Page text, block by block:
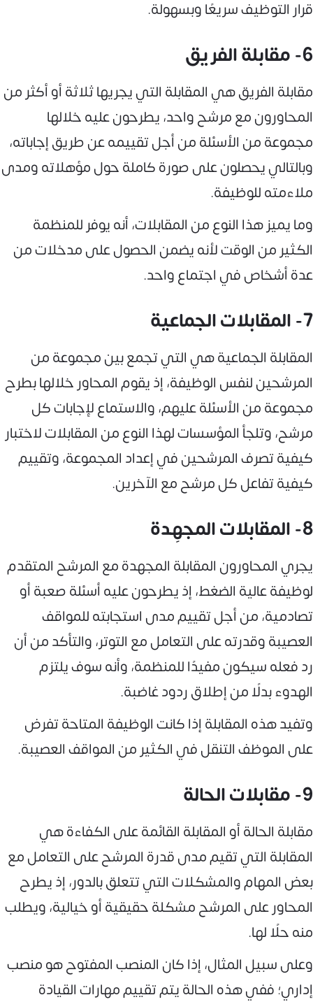
قرار التوظيف سريعًا وبسهولة.
6- مقابلة الفريق
مقابلة الفريق هي المقابلة التي يجريها ثلاثة أو أكثر من
المحاورون مع مرشح واحد، يطرحون عليه خلالها
مجموعة من الأسئلة من أجل تقييمه عن طريق إجاباته،
وبالتالي يحصلون على صورة كاملة حول مؤهلاته ومدى
ملاءمته للوظيفة.
وما يميز هذا النوع من المقابلات، أنه يوفر للمنظمة
الكثير من الوقت لأنه يضمن الحصول على مدخلات من
عدة أشخاص في اجتماع واحد.
7- المقابلات الجماعية
المقابلة الجماعية هي التي تجمع بين مجموعة من
المرشحين لنفس الوظيفة، إذ يقوم المحاور خلالها بطرح
مجموعة من الأسئلة عليهم، والاستماع لإجابات كل
مرشح، وتلجأ المؤسسات لهذا النوع من المقابلات لاختبار
كيفية تصرف المرشحين في إعداد المجموعة، وتقييم
كيفية تفاعل كل مرشح مع الآخرين.
8- المقابلات المجهِدة
يجري المحاورون المقابلة المجهدة مع المرشح المتقدم
لوظيفة عالية الضغط، إذ يطرحون عليه أسئلة صعبة أو
تصادمية، من أجل تقييم مدى استجابته للمواقف
العصيبة وقدرته على التعامل مع التوتر، والتأكد من أن
رد فعله سيكون مفيدًا للمنظمة، وأنه سوف يلتزم
الهدوء بدلًا من إطلاق ردود غاضبة.
وتفيد هذه المقابلة إذا كانت الوظيفة المتاحة تفرض
على الموظف التنقل في الكثير من المواقف العصيبة.
9- مقابلات الحالة
مقابلة الحالة أو المقابلة القائمة على الكفاءة هي
المقابلة التي تقيم مدى قدرة المرشح على التعامل مع
بعض المهام والمشكلات التي تتعلق بالدور، إذ يطرح
المحاور على المرشح مشكلة حقيقية أو خيالية، ويطلب
منه حلًا لها.
وعلى سبيل المثال، إذا كان المنصب المفتوح هو منصب
إداري؛ ففي هذه الحالة يتم تقييم مهارات القيادة